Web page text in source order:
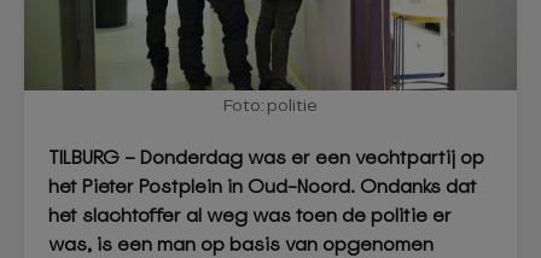
Foto: politie
TILBURG – Donderdag was er een vechtpartij op
het Pieter Postplein in Oud-Noord. Ondanks dat
het slachtoffer al weg was toen de politie er
was, is een man op basis van opgenomen